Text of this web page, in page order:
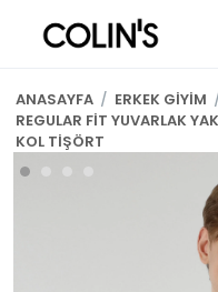
ANASAYFA / ERKEK GİYİM
REGULAR FİT YUVARLAK
KOL TİŞÖRT